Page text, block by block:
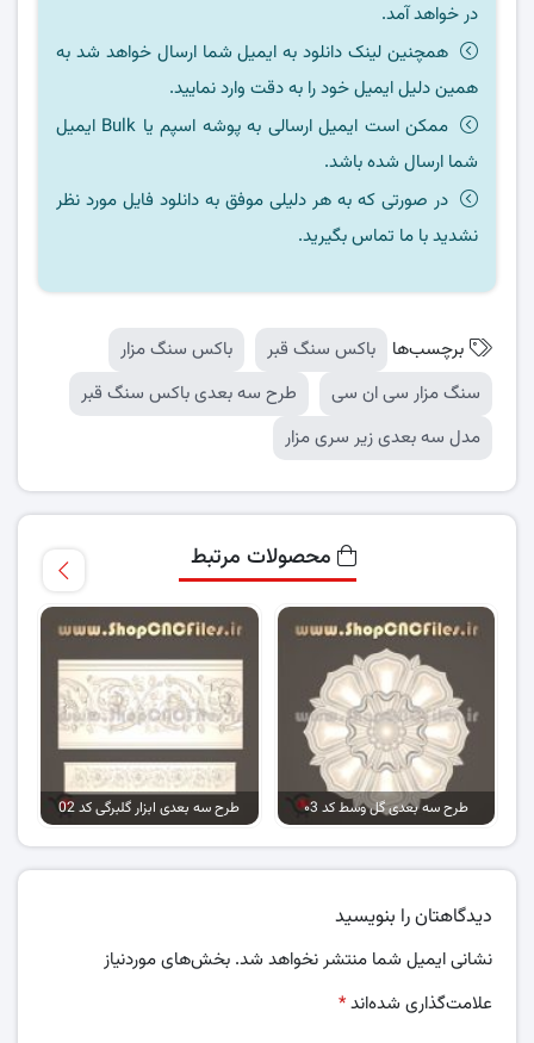
در خواهد آمد.
همچنین لینک دانلود به ایمیل شما ارسال خواهد شد به
همین دلیل ایمیل خود را به دقت وارد نمایید.
ممکن است ایمیل ارسالی به پوشه اسپم یا Bulk ایمیل
شما ارسال شده باشد.
در صورتی که به هر دلیلی موفق به دانلود فایل مورد نظر
نشدید با ما تماس بگیرید.
برچسب‌ها باکس سنگ قبر
باکس سنگ مزار
سنگ مزار سی ان سی
طرح سه بعدی باکس سنگ قبر
مدل سه بعدی زیر سری مزار
محصولات مرتبط
طرح سه بعدی گل وسط کد ۰3 طرح سه بعدی ابزار گلبرگی کد 02
دیدگاهتان را بنویسید
نشانی ایمیل شما منتشر نخواهد شد. بخش‌های موردنیاز
علامت‌گذاری شده‌اند*